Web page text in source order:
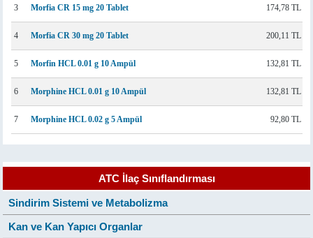
3 Morfia CR 15 mg 20 Tablet 174,78 TL
4 Morfia CR 30 mg 20 Tablet 200,11 TL
5 Morfin HCL 0.01 g 10 Ampül 132,81 TL
6 Morphine HCL 0.01 g 10 Ampül 132,81 TL
7 Morphine HCL 0.02 g 5 Ampül 92,80 TL
ATC İlaç Sınıflandırması
Sindirim Sistemi ve Metabolizma
Kan ve Kan Yapıcı Organlar